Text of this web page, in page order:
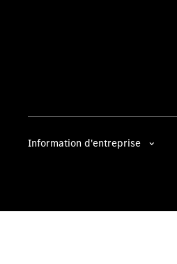
Information d'entreprise